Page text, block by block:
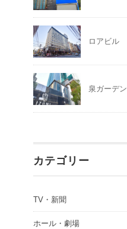
ロアビル
泉ガーデン
カテゴリー
TV・新聞
ホール・劇場